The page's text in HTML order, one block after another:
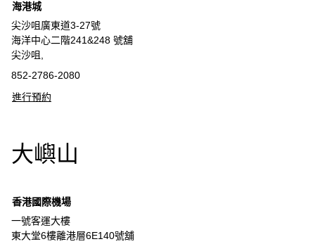
海港城
尖沙咀廣東道3-27號
海洋中心二階241&248 號舖
尖沙咀,
852-2786-2080
進行預約
大嶼山
香港國際機場
一號客運大樓
東大堂6樓離港層6E140號舖